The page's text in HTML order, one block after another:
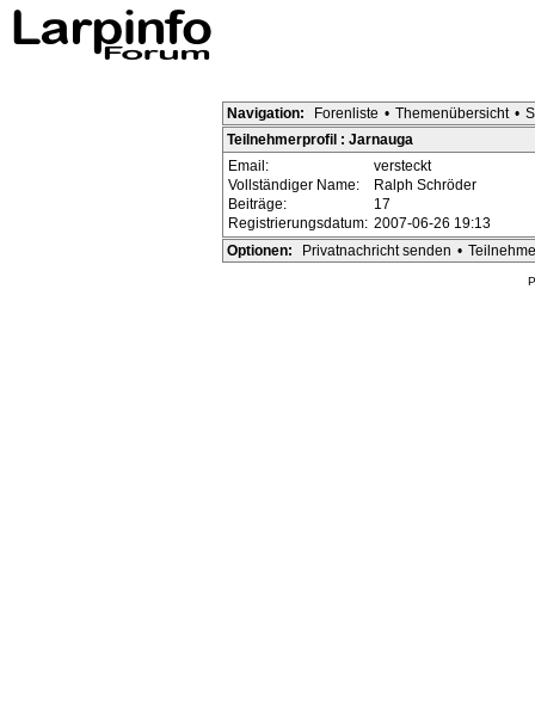
Navigation: Forenliste • Themenübersicht •
Teilnehmerprofil : Jarnauga
Email:
versteckt
Vollständiger Name:
Ralph Schröder
Beiträge:
17
Registrierungsdatum: 2007-06-26 19:13
Optionen:
Privatnachricht senden •